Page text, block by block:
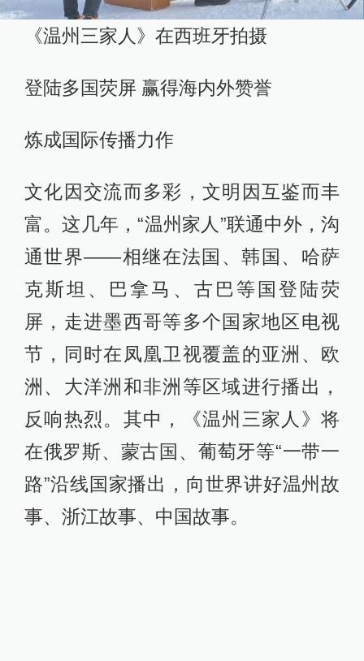
《温州三家人》在西班牙拍摄
登陆多国荧屏 赢得海内外赞誉
炼成国际传播力作
文化因交流而多彩，文明因互鉴而丰
富。这几年，“温州家人”联通中外，沟
通世界——相继在法国、韩国、哈萨
克斯坦、巴拿马、古巴等国登陆荧
屏，走进墨西哥等多个国家地区电视
节，同时在凤凰卫视覆盖的亚洲、欧
洲、大洋洲和非洲等区域进行播出，
反响热烈。其中，《温州三家人》将
在俄罗斯、蒙古国、葡萄牙等“一带一
路”沿线国家播出，向世界讲好温州故
事、浙江故事、中国故事。